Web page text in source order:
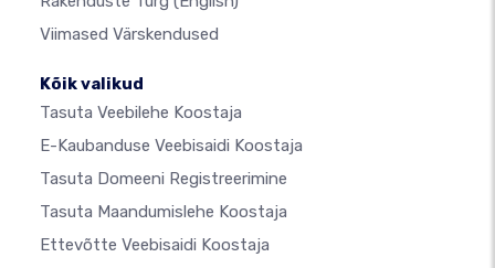
Viimased Värskendused
Kõik valikud
Tasuta Veebilehe Koostaja
E-Kaubanduse Veebisaidi Koostaja
Tasuta Domeeni Registreerimine
Tasuta Maandumislehe Koostaja
Ettevõtte Veebisaidi Koostaja